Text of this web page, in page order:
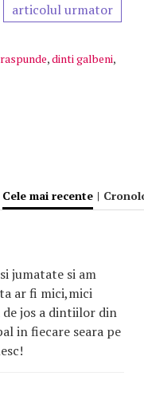
articolul urmator
,dinti galbeni,
Cele mai recente |
jumatate si am
ar fi mici,mici
jos a dintiilor din
in fiecare seara pe